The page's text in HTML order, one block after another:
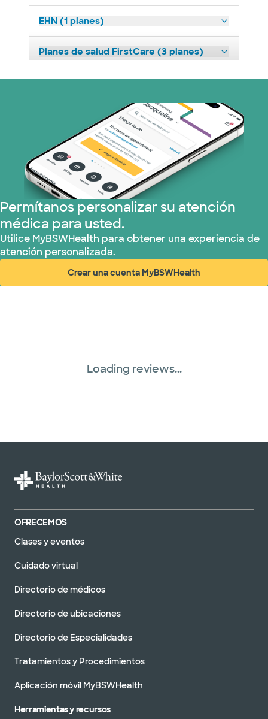
EHN (1 planes)
Planes de salud FirstCare (3 planes)
HealthSmart (2 planes)
Humana (14 planes)
Imagine Health (1 planes)
Independent Medical Systems (1 plans)
Medicaid (2 planes)
Medicare (2 planes)
United HealthCare (33 planes)
WellMed (15 planes)
Permítanos personalizar su atención
médica para usted.
Utilice MyBSWHealth para obtener una experiencia de
atención personalizada.
Crear una cuenta MyBSWHealth
(abre en ventana nueva)
Loading reviews...
OFRECEMOS
Clases y eventos
Cuidado virtual
Directorio de médicos
Directorio de ubicaciones
Directorio de Especialidades
Tratamientos y Procedimientos
Aplicación móvil MyBSWHealth
Herramientas y recursos